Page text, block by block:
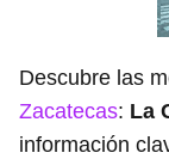
Descubre las
Zacatecas: La
información